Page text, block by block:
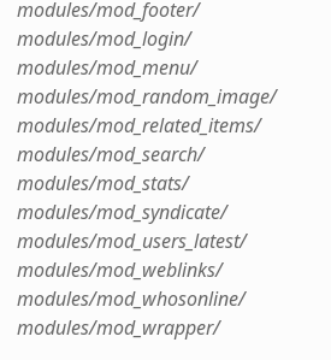
mod_footer/
mod_login/
mod_menu/
mod_random_image/
mod_related_items/
mod_search/
mod_stats/
mod_syndicate/
mod_users_latest/
mod_weblinks/
mod_whosonline/
mod_wrapper/